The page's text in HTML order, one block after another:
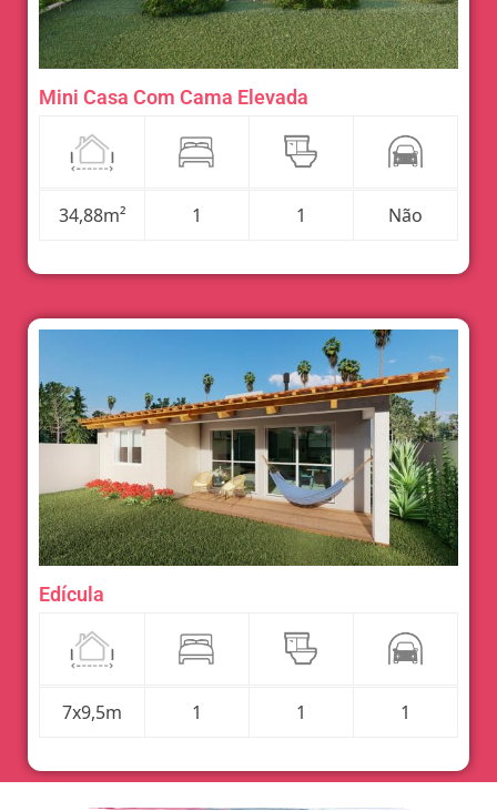
Mini Casa Com Cama Elevada
34,88m² 1 1 Não
Edícula
7x9,5m 1 1 1